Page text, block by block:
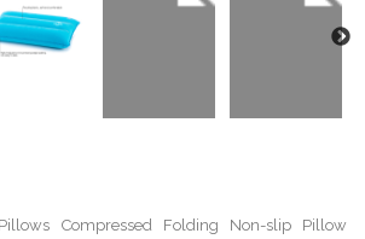
Compressed Folding Non-slip Pillow